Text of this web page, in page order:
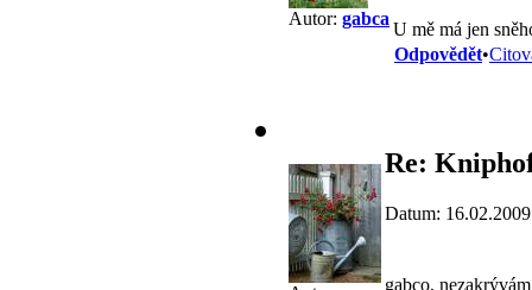
Autor: gabca
U mě má jen
Odpovědět•
Re:
Datum:
gabco,